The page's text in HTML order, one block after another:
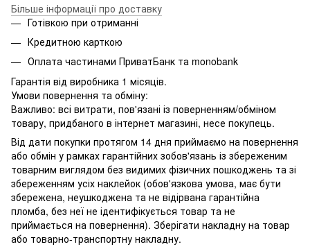
Більше інформації про доставку
Готівкою при отриманні
Кредитною карткою
Оплата частинами ПриватБанк та monobank
Гарантія від виробника 1 місяців.
Умови повернення та обміну:
Важливо: всі витрати, пов'язані із поверненням/обміном
товару, придбаного в інтернет магазині, несе покупець.
Від дати покупки протягом 14 дня приймаємо на повернення
або обмін у рамках гарантійних зобов'язань із збереженим
товарним виглядом без видимих ​​фізичних пошкоджень та зі
збереженням усіх наклейок (обов'язкова умова, має бути
збережена, неушкоджена та не відірвана гарантійна
пломба, без неї не ідентифікується товар та не
приймається на повернення). Зберігати накладну на товар
або товарно-транспортну накладну.